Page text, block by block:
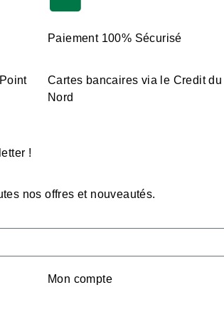
Paiement 100% Sécurisé
Cartes bancaires via le Credit du
Nord
!
nos offres et nouveautés.
Mon compte